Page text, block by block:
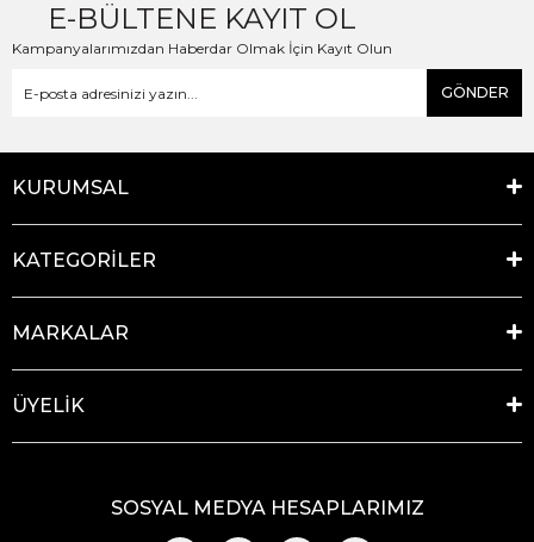
E-BÜLTENE KAYIT OL
Kampanyalarımızdan Haberdar Olmak İçin Kayıt Olun
GÖNDER
KURUMSAL
KATEGORİLER
MARKALAR
ÜYELİK
SOSYAL MEDYA HESAPLARIMIZ